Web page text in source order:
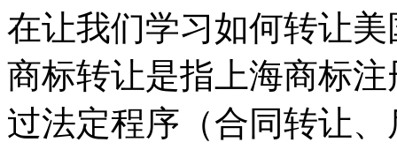
在让我们学习如何转让
商标转让是指上海商标
过法定程序（合同转让